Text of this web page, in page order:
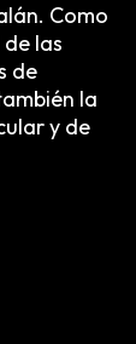
Como
las
de
la
y de